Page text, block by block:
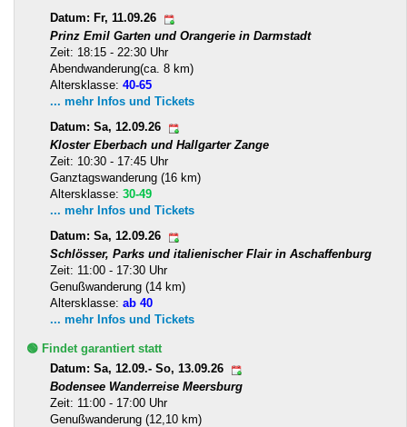
Datum: Fr, 11.09.26
Prinz Emil Garten und Orangerie in Darmstadt
Zeit: 18:15 - 22:30 Uhr
Abendwanderung(ca. 8 km)
Altersklasse: 40-65
... mehr Infos und Tickets
Datum: Sa, 12.09.26
Kloster Eberbach und Hallgarter Zange
Zeit: 10:30 - 17:45 Uhr
Ganztagswanderung (16 km)
Altersklasse: 30-49
... mehr Infos und Tickets
Datum: Sa, 12.09.26
Schlösser, Parks und italienischer Flair in Aschaffenburg
Zeit: 11:00 - 17:30 Uhr
Genußwanderung (14 km)
Altersklasse: ab 40
... mehr Infos und Tickets
🟢 Findet garantiert statt
Datum: Sa, 12.09.- So, 13.09.26
Bodensee Wanderreise Meersburg
Zeit: 11:00 - 17:00 Uhr
Genußwanderung (12,10 km)